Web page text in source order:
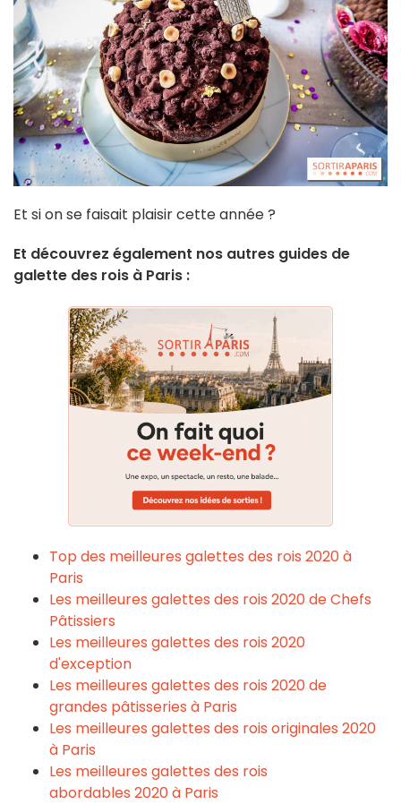
Et si on se faisait plaisir cette année ?
Et découvrez également nos autres guides de
galette des rois à Paris :
Top des meilleures galettes des rois 2020 à
Paris
Les meilleures galettes des rois 2020 de Chefs
Pâtissiers
Les meilleures galettes des rois 2020
d'exception
Les meilleures galettes des rois 2020 de
grandes pâtisseries à Paris
Les meilleures galettes des rois originales 2020
à Paris
Les meilleures galettes des rois
abordables 2020 à Paris